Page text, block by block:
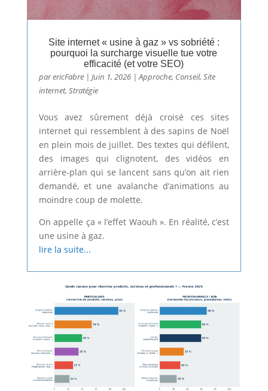
Site internet « usine à gaz » vs sobriété :
pourquoi la surcharge visuelle tue votre
efficacité (et votre SEO)
parericFabre| Juin 1, 2026|Approche, Conseil, Site
internet, Stratégie
Vous avez sûrement déjà croisé ces sites
internet qui ressemblent à des sapins de Noël
en plein mois de juillet. Des textes qui défilent,
des images qui clignotent, des vidéos en
arrière-plan qui se lancent sans qu’on ait rien
demandé, et une avalanche d’animations au
moindre coup de molette.
On appelle ça « l’effet Waouh ». En réalité, c’est
une usine à gaz.
lire la suite...